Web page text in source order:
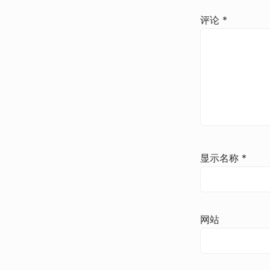
评论 *
显示名称 *
网站